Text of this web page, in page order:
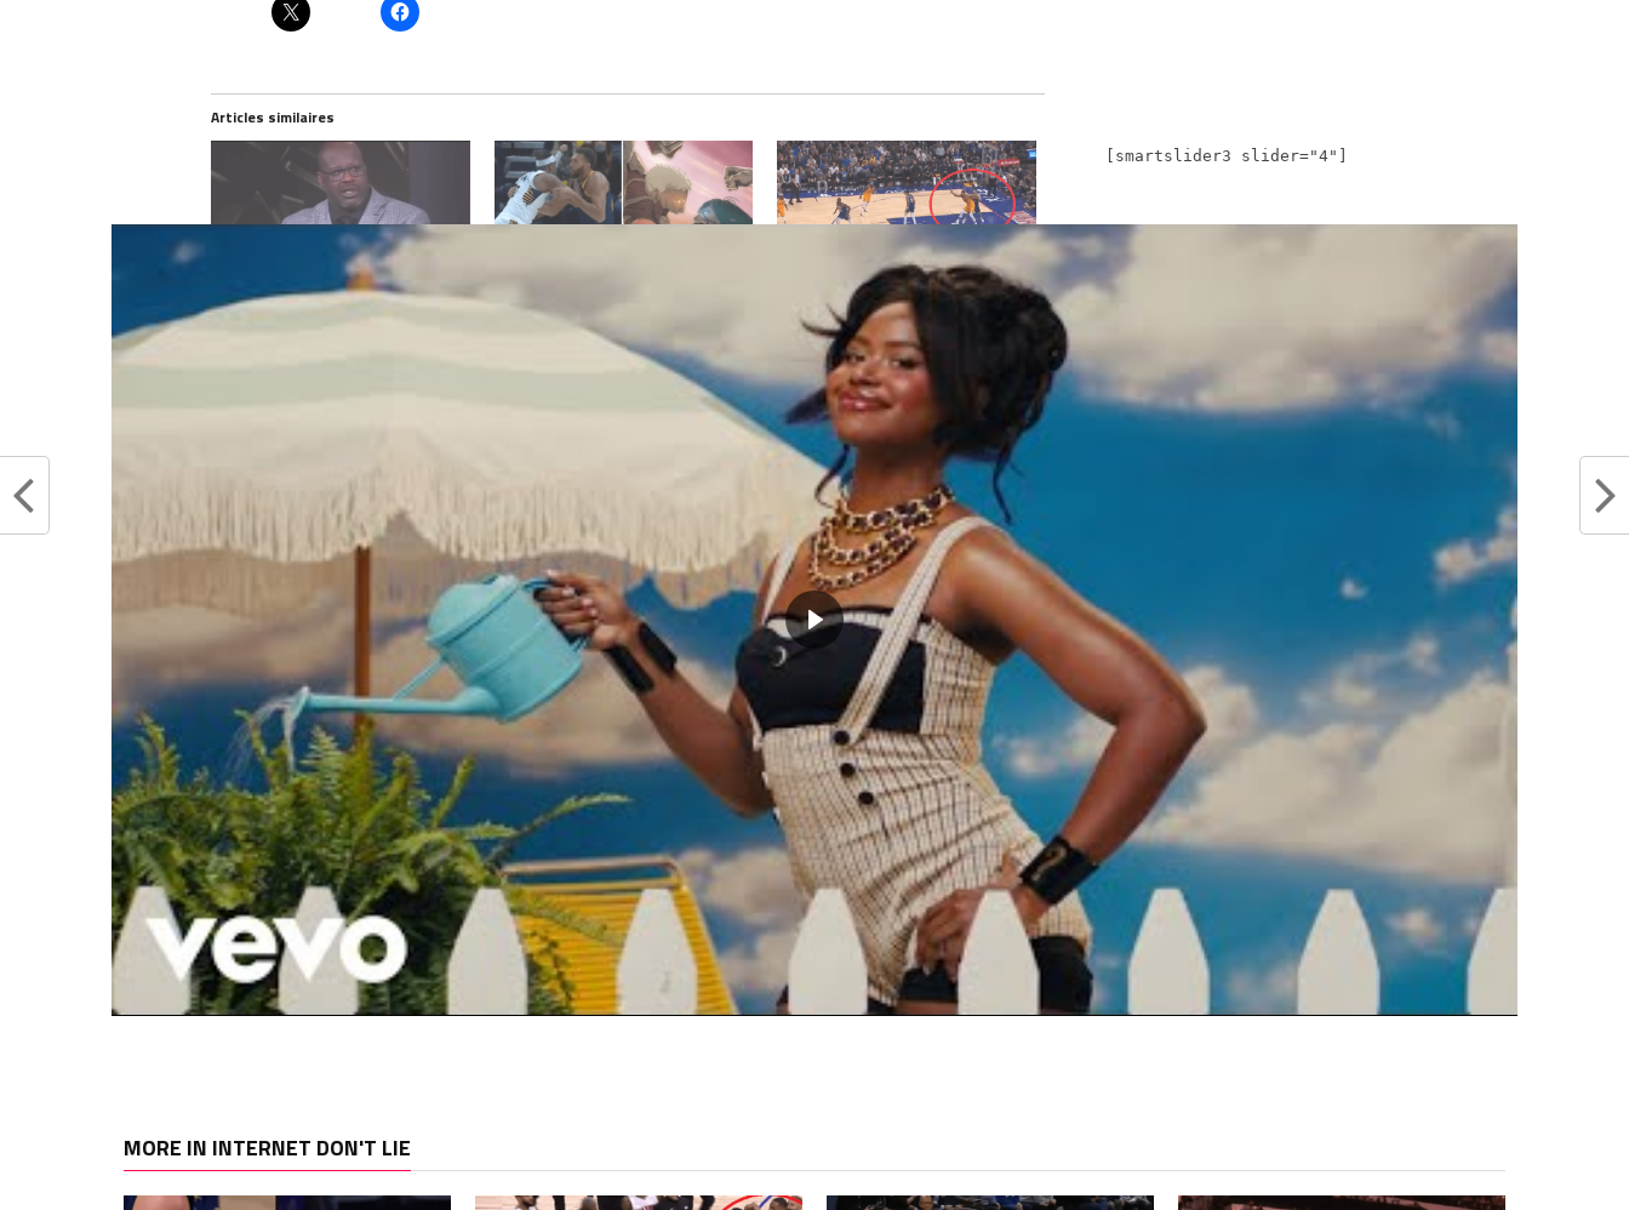
Articles similaires
Une 1ère à la télé nationale
veulent vraiment chauffer Rudy
Gobert et Lebron James toujours
fan numéro 1 de Carmelo Anthony
Quand Rudy Gobert est
volontairement oublié dans le
money-time… une nouvelle preuve
flagrante
avril 5, 2022
Dans "Actualités"
RELATED TOPICS DWYANE WADE KEVIN LOVE RUDY GOBERT
CLICK TO COMMENT
[smartslider3 slider="4"]
MORE IN INTERNET DON'T LIE